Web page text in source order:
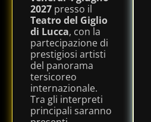
2027 presso il
Teatro del Giglio
di Lucca, con la
partecipazione di
prestigiosi artisti
del panorama
tersicoreo
internazionale.
Tra gli interpreti
principali saranno